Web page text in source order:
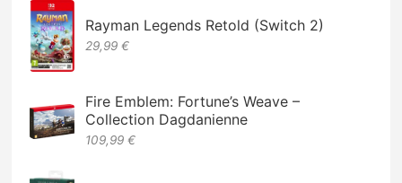
Rayman Legends Retold (Switch 2)
29,99 €
Fire Emblem: Fortune’s Weave –
Collection Dagdanienne
109,99 €